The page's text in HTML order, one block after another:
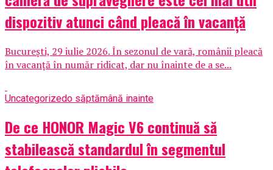
dispozitiv atunci când pleacă în vacanță
București, 29 iulie 2026. În sezonul de vară, românii pleacă
în vacanță în număr ridicat, dar nu înainte de a se...
Uncategorizedo săptămână inainte
De ce HONOR Magic V6 continuă să
stabilească standardul în segmentul